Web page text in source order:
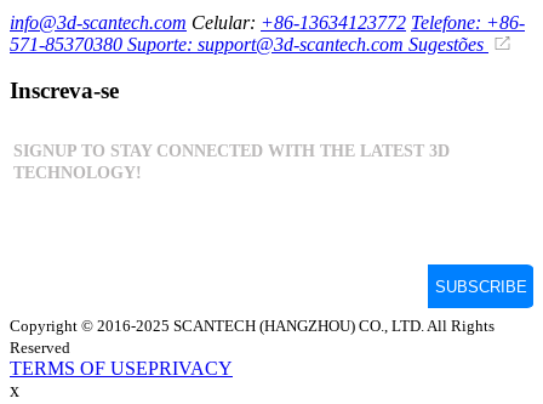
info@3d-scantech.com Celular: +86-13634123772 Telefone: +86-
571-85370380 Suporte: support@3d-scantech.com Sugestões
Inscreva-se
Copyright © 2016-2025 SCANTECH (HANGZHOU) CO., LTD. All Rights
Reserved
TERMS OF USEPRIVACY
x